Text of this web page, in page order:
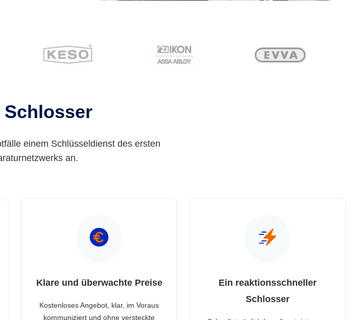
Schlosser
einem Schlüsseldienst des ersten
an.
Klare und überwachte Preise
Kostenloses Angebot, klar, im Voraus
kommuniziert und ohne versteckte
Ein reaktionsschneller
Schlosser